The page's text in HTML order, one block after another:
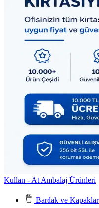
Kullan - At Ambalaj Ürünleri
Bardak ve Kapaklar